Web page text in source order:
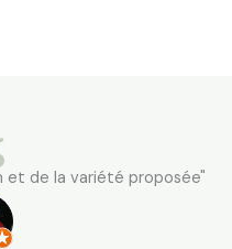
et de la variété proposée"